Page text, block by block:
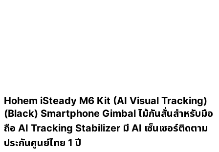
Hohem iSteady M6 Kit (AI Visual Tracking)
(Black) Smartphone Gimbal ไม้กันสั่นสำหรับมือ
ถือ AI Tracking Stabilizer มี AI เซ็นเซอร์ติดตาม
ประกันศูนย์ไทย 1 ปี